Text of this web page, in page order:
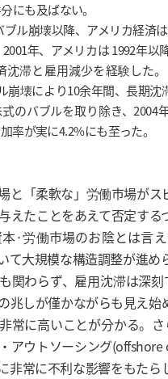
にも及ばない。
ブル崩壊以降、アメリカ経済
年、アメリカは 1992年以
沈滞と雇用減少を経験した
崩壊により10余年間、長期
のバブルを取り除き、2004
率が実に4.2%にも至った。
と「柔軟な」労働市場が
えたことをあえて否定す
·労働市場のお陰とは言
て大規模な構造調整が進
関わらず、雇用沈滞は深
兆しが僅かながらも見え
常に高いことが分かる。
アウトソーシング
非常に不利な影響をもた